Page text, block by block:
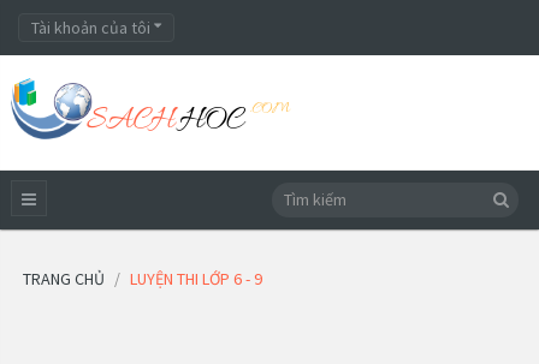
Tài khoản của tôi
TRANG CHỦ LUYỆN THI LỚP 6 - 9